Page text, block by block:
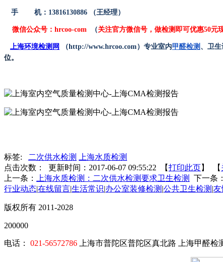
手 机：13816130886 （王经理）
微信公众号： hrcoo-com （关注官方微信号，做检测即可优惠50元
上海环境检测网 （http://www.hrcoo.com）专业室内甲醛检测 、卫
位。
标签: 二次供水检测 上海水质检测
点击次数：
更新时间：2017-06-07 09:55:22 【打印此页 】 【
上一条： 上海水质检测：二次供水检测要求卫生检测 下一条：
行业动态在线留言生活常识 办公室装修检测 公共卫生检测 友
版权所有 2011-2028
200000
电话： 021-56572786 上海市普陀区普陀区真北路 上海甲醛检